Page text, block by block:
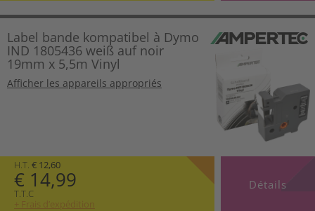
Label bande kompatibel à Dymo
IND 1805436 weiß auf noir
19mm x 5,5m Vinyl
Afficher les appareils appropriés
H.T. € 12,60
€ 14,99
T.T.C
+ Frais d’expédition
Détails